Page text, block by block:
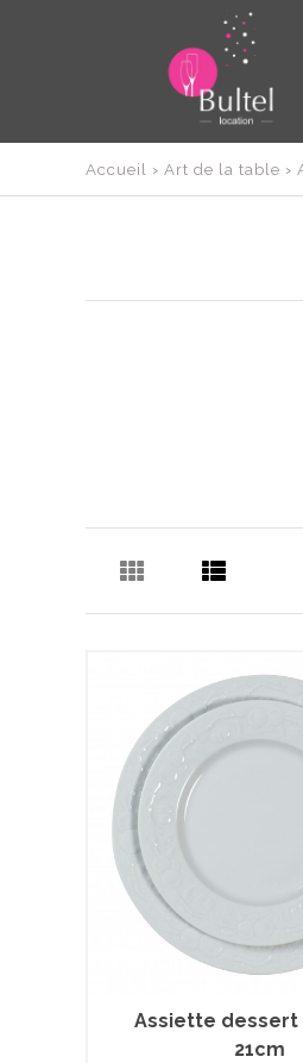
Accueil › Art de la table ›
Assiette dessert
21cm